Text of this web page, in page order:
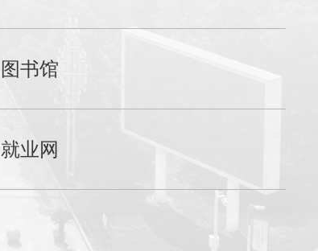
图书馆
就业网